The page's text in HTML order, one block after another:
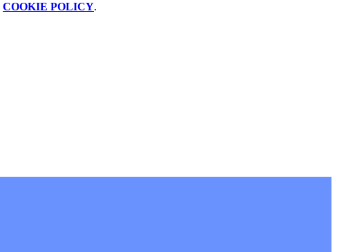
COOKIE POLICY.